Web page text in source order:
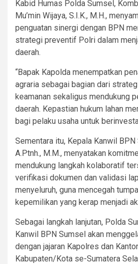
Kabid Humas Polda Sumsel,
Mu’min Wijaya, S.I.K., M.H.,
penguatan sinergi dengan BPN
strategi preventif Polri dalam
daerah.
“Bapak Kapolda menempatkan
agraria sebagai bagian dari
keamanan sekaligus mendukung
daerah. Kepastian hukum lahan
bagi pelaku usaha untuk
Sementara itu, Kepala Kanwil BPN
A.Ptnh., M.M., menyatakan
mendukung langkah kolaboratif
verifikasi dokumen dan validasi
menyeluruh, guna mencegah
kepemilikan yang kerap menjadi
Sebagai langkah lanjutan, Polda
Kanwil BPN Sumsel akan
dengan jajaran Kapolres dan
Kabupaten/Kota se-Sumatera